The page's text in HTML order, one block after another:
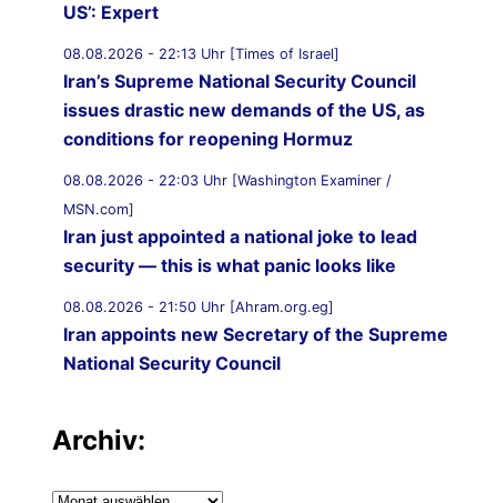
US’: Expert
08.08.2026 - 22:13 Uhr [Times of Israel]
Iran’s Supreme National Security Council
issues drastic new demands of the US, as
conditions for reopening Hormuz
08.08.2026 - 22:03 Uhr [Washington Examiner /
MSN.com]
Iran just appointed a national joke to lead
security — this is what panic looks like
08.08.2026 - 21:50 Uhr [Ahram.org.eg]
Iran appoints new Secretary of the Supreme
National Security Council
Vessel struck off coast of Oman: UKMTO
Archiv: